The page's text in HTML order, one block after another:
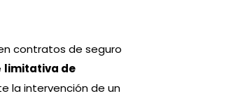
contratos de seguro
limitativa de
la intervención de un